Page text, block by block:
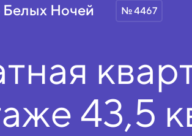
Белых Ночей № 4467
43,5